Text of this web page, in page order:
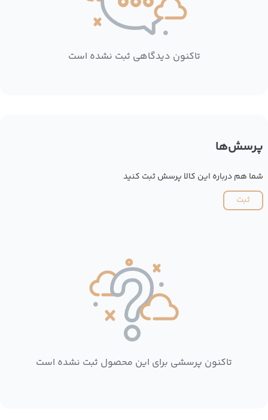
تاکنون دیدگاهی ثبت نشده است
پرسش‌ها
شما هم درباره این کالا پرسش ثبت کنید
ثبت
تاکنون پرسشی برای این محصول ثبت نشده است